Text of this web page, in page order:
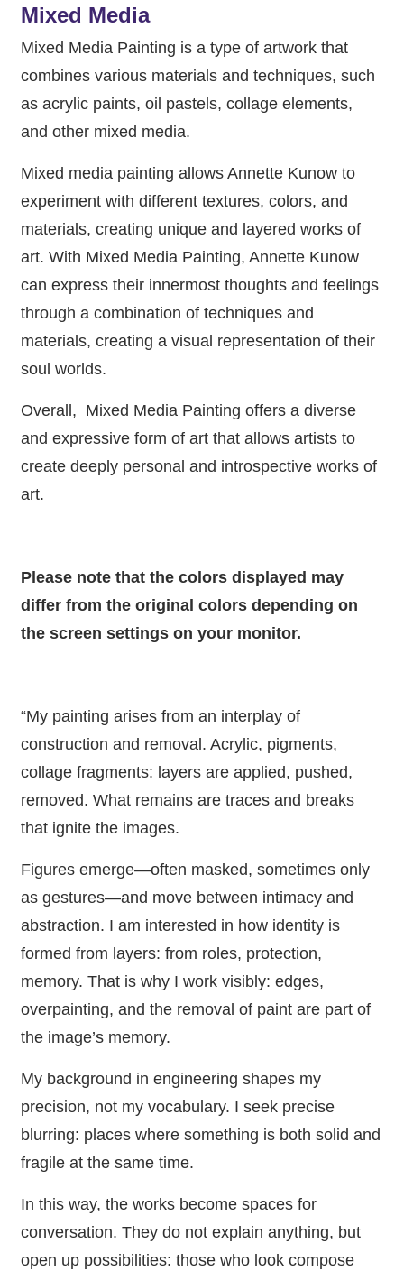
Mixed Media
Mixed Media Painting is a type of artwork that
combines various materials and techniques, such
as acrylic paints, oil pastels, collage elements,
and other mixed media.
Mixed media painting allows Annette Kunow to
experiment with different textures, colors, and
materials, creating unique and layered works of
art. With Mixed Media Painting, Annette Kunow
can express their innermost thoughts and feelings
through a combination of techniques and
materials, creating a visual representation of their
soul worlds.
Overall, Mixed Media Painting offers a diverse
and expressive form of art that allows artists to
create deeply personal and introspective works of
art.
Please note that the colors displayed may
differ from the original colors depending on
the screen settings on your monitor.
“My painting arises from an interplay of
construction and removal. Acrylic, pigments,
collage fragments: layers are applied, pushed,
removed. What remains are traces and breaks
that ignite the images.
Figures emerge—often masked, sometimes only
as gestures—and move between intimacy and
abstraction. I am interested in how identity is
formed from layers: from roles, protection,
memory. That is why I work visibly: edges,
overpainting, and the removal of paint are part of
the image’s memory.
My background in engineering shapes my
precision, not my vocabulary. I seek precise
blurring: places where something is both solid and
fragile at the same time.
In this way, the works become spaces for
conversation. They do not explain anything, but
open up possibilities: those who look compose